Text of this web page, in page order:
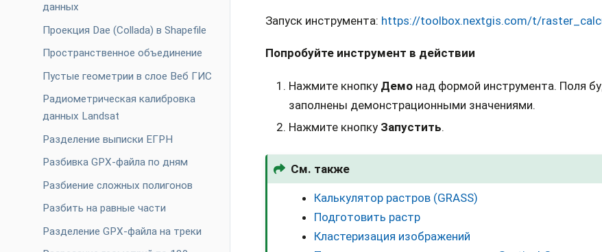
данных
Проекция Dae (Collada) в Shapefile
Пространственное объединение
Пустые геометрии в слое Веб ГИС
Радиометрическая калибровка
данных Landsat
Разделение выписки ЕГРН
Разбивка GPX-файла по дням
Разбиение сложных полигонов
Разбить на равные части
Разделение GPX-файла на треки
Запуск инструмента: https://toolbox.nextgis.com/t/
Попробуйте инструмент в действии
Нажмите кнопку Демо над формой инструмента. Поля
заполнены демонстрационными значениями.
Нажмите кнопку Запустить.
См. также
Калькулятор растров (GRASS)
Подготовить растр
Кластеризация изображений